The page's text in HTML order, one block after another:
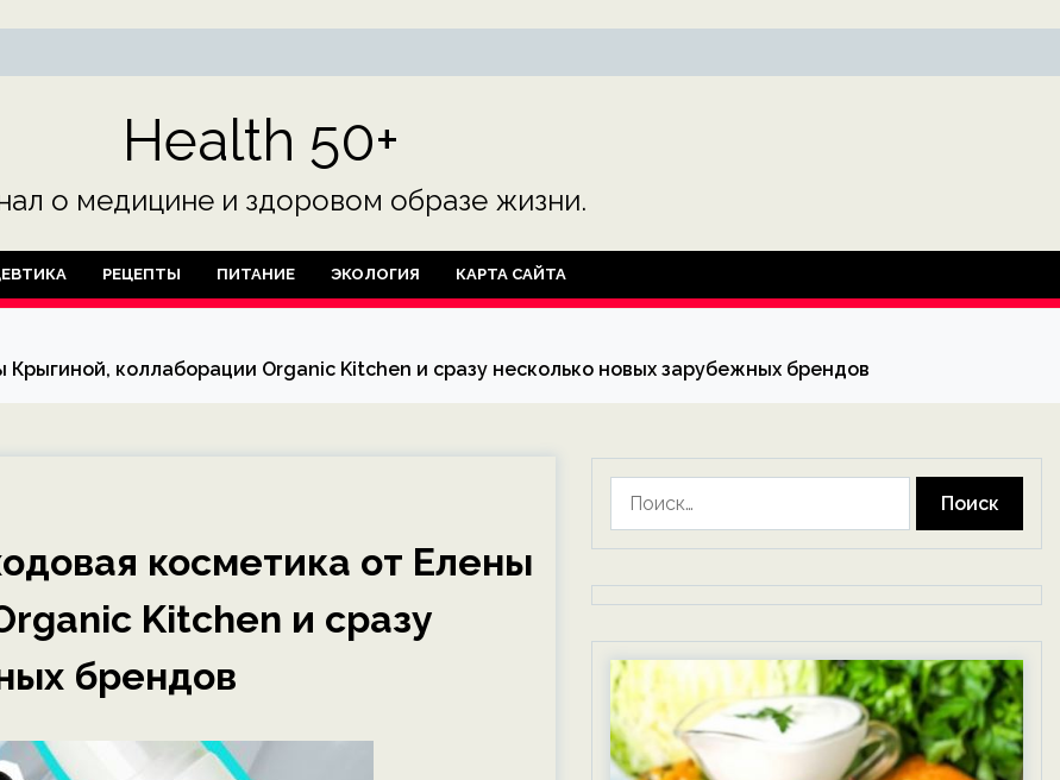
Health 50+
о медицине и здоровом образе жизни.
РЕЦЕПТЫ ПИТАНИЕ ЭКОЛОГИЯ КАРТА САЙТА
коллаборации Organic Kitchen и сразу несколько новых зарубежных брендов
косметика от Елены
Kitchen и сразу
брендов